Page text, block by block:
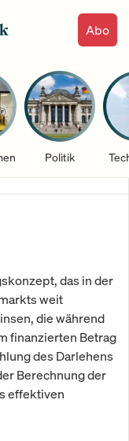
Abo
Politik
das in der
weit
die während
finanzierten Betrag
des Darlehens
Berechnung der
effektiven